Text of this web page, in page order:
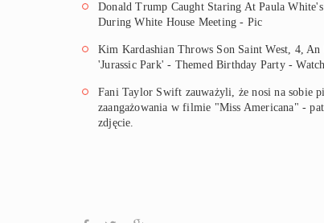
Donald Trump Caught Staring At Paula
During White House Meeting - Pic
Kim Kardashian Throws Son Saint West, 4,
'Jurassic Park' - Themed Birthday Party - Watch
Fani Taylor Swift zauważyli, że nosi na sobie
zaangażowania w filmie "Miss Americana" -
zdjęcie.